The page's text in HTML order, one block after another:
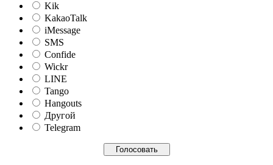
Kik
KakaoTalk
iMessage
SMS
Confide
Wickr
LINE
Tango
Hangouts
Другой
Telegram